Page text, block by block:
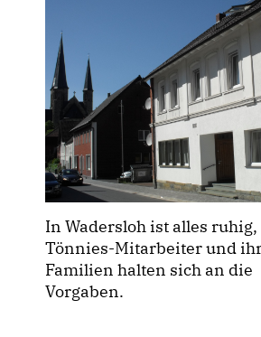
In Wadersloh ist alles ruhig,
Tönnies-Mitarbeiter und
Familien halten sich an die
Vorgaben.